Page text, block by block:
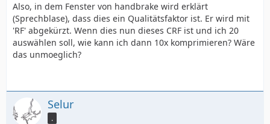
Also, in dem Fenster von handbrake wird erklärt
(Sprechblase), dass dies ein Qualitätsfaktor ist. Er wird mit
'RF' abgekürzt. Wenn dies nun dieses CRF ist und ich 20
auswählen soll, wie kann ich dann 10x komprimieren? Wäre
das unmoeglich?
Selur
.